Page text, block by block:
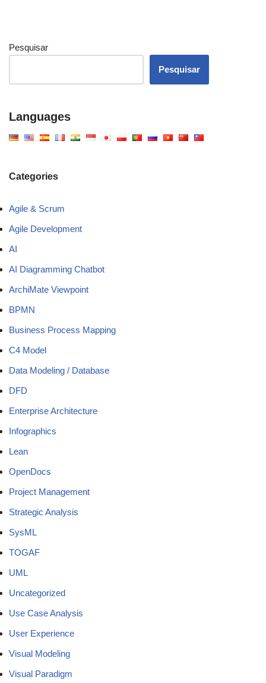
Pesquisar
Pesquisar
Languages
Categories
Agile & Scrum
Agile Development
AI
AI Diagramming Chatbot
ArchiMate Viewpoint
BPMN
Business Process Mapping
C4 Model
Data Modeling / Database
DFD
Enterprise Architecture
Infographics
Lean
OpenDocs
Project Management
Strategic Analysis
SysML
TOGAF
UML
Uncategorized
Use Case Analysis
User Experience
Visual Modeling
Visual Paradigm